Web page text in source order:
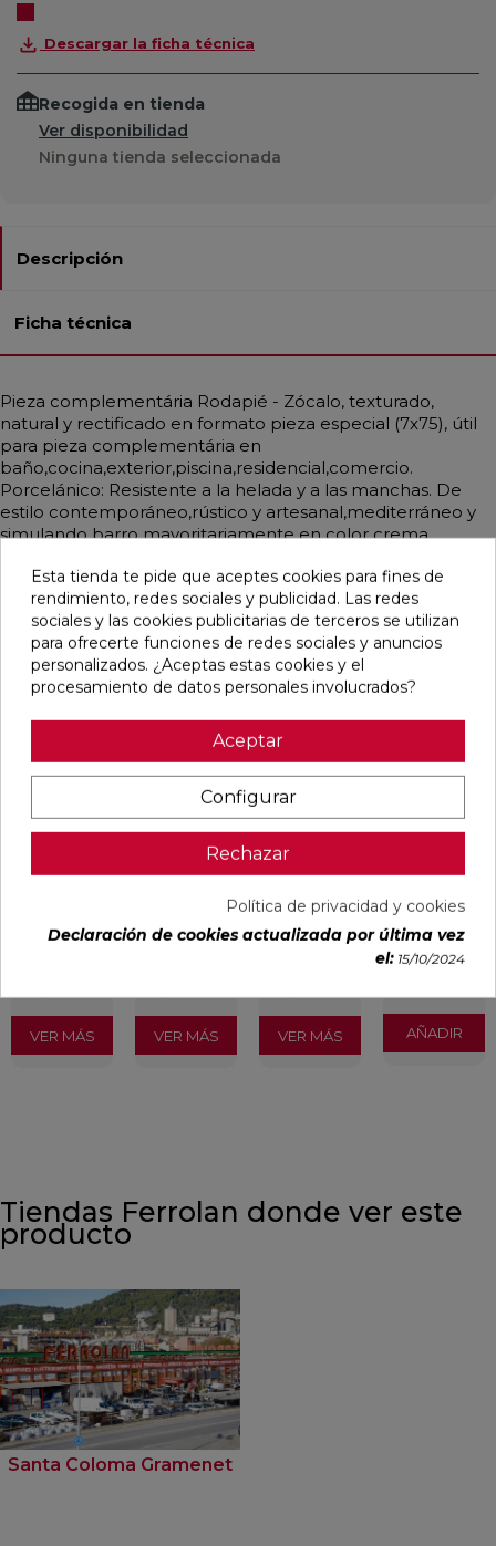
Descargar la ficha técnica
Recogida en tienda
Ver disponibilidad
Ninguna tienda seleccionada
Descripción
Ficha técnica
Pieza complementária Rodapié - Zócalo, texturado,
natural y rectificado en formato pieza especial (7x75), útil
para pieza complementária en
baño,cocina,exterior,piscina,residencial,comercio.
Porcelánico: Resistente a la helada y a las manchas. De
estilo contemporáneo,rústico y artesanal,mediterráneo y
simulando barro mayoritariamente en color crema.
Pensamos que te puede interesar
MATE
33,3X33,3
Ref:
STN
13,92 €
favorite
VER MÁS
GRECOGRES
BASE
NATURAL
Ref:
GrecoGres
PVP
18,03 €
favorite
VER MÁS
GRECOGRES
BASE
NATURAL
Ref:
GrecoGres
PVP
21,86 €
favorite
VER MÁS
FIORENTINO
GRECOGRES
Ref:
PVP
8,99 €
/Pieza
AÑADIR
Tiendas Ferrolan donde ver este
producto
Santa Coloma Gramenet
Esta tienda te pide que aceptes cookies para fines de
rendimiento, redes sociales y publicidad. Las redes
sociales y las cookies publicitarias de terceros se utilizan
para ofrecerte funciones de redes sociales y anuncios
personalizados. ¿Aceptas estas cookies y el
procesamiento de datos personales involucrados?
Aceptar
Configurar
Rechazar
Política de privacidad y cookies
Declaración de cookies actualizada por última vez
el: 15/10/2024